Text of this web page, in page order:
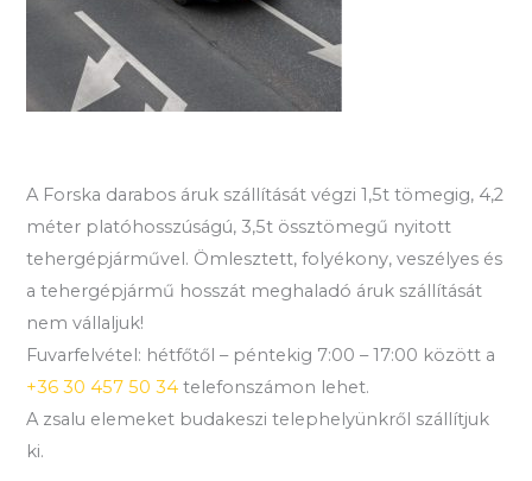
A Forska darabos áruk szállítását végzi 1,5t tömegig, 4,2
méter platóhosszúságú, 3,5t össztömegű nyitott
tehergépjárművel. Ömlesztett, folyékony, veszélyes és
a tehergépjármű hosszát meghaladó áruk szállítását
nem vállaljuk!
Fuvarfelvétel: hétfőtől – péntekig 7:00 – 17:00 között a
+36 30 457 50 34 telefonszámon lehet.
A zsalu elemeket budakeszi telephelyünkről szállítjuk
ki.